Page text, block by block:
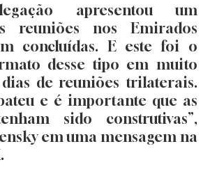
apresentou um
reuniões nos Emirados
concluídas. E este foi o
desse tipo em muito
de reuniões trilaterais.
e é importante que as
sido construtivas”,
em uma mensagem na